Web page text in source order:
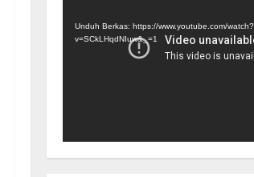
Unduh Berkas: https://www.youtube.com/watch?
v=SCkLHqdNIuw&_=1